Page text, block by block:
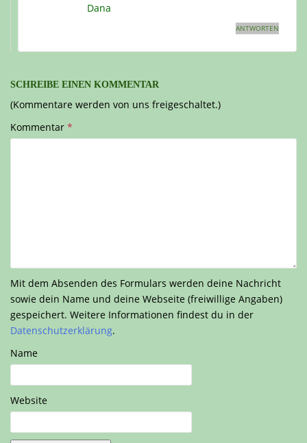
Dana
ANTWORTEN
SCHREIBE EINEN KOMMENTAR
(Kommentare werden von uns freigeschaltet.)
Kommentar *
Mit dem Absenden des Formulars werden deine Nachricht
sowie dein Name und deine Webseite (freiwillige Angaben)
gespeichert. Weitere Informationen findest du in der
Datenschutzerklärung.
Name
Website